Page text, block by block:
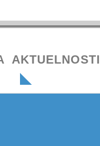
AKTUELNOSTI